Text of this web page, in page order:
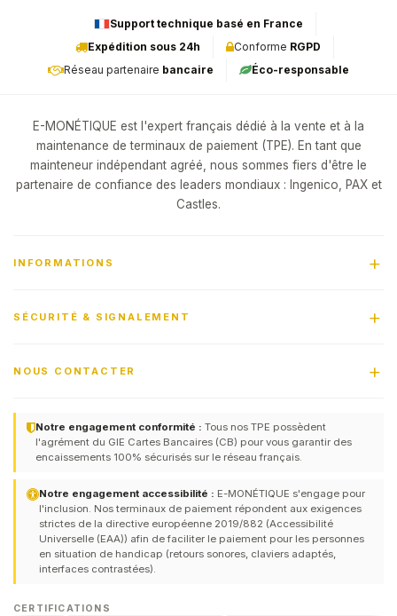
Support technique basé en France
Expédition sous 24h
Conforme RGPD
Réseau partenaire bancaire Éco-responsable
E-MONÉTIQUE est l'expert français dédié à la vente et à la
maintenance de terminaux de paiement (TPE). En tant que
mainteneur indépendant agréé, nous sommes fiers d'être le
partenaire de confiance des leaders mondiaux : Ingenico, PAX et
Castles.
INFORMATIONS
SÉCURITÉ & SIGNALEMENT
NOUS CONTACTER
Notre engagement conformité : Tous nos TPE possèdent
l'agrément du GIE Cartes Bancaires (CB) pour vous garantir des
encaissements 100% sécurisés sur le réseau français.
Notre engagement accessibilité : E-MONÉTIQUE s'engage pour
l'inclusion. Nos terminaux de paiement répondent aux exigences
strictes de la directive européenne 2019/882 (Accessibilité
Universelle (EAA)) afin de faciliter le paiement pour les personnes
en situation de handicap (retours sonores, claviers adaptés,
interfaces contrastées).
CERTIFICATIONS